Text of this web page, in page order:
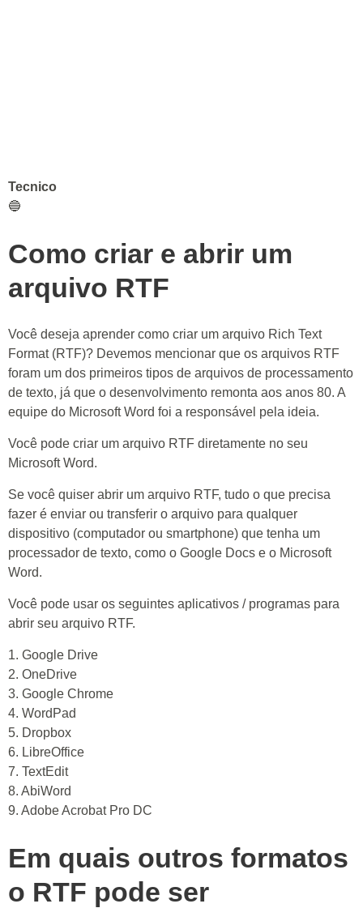
Tecnico
🔵
Como criar e abrir um
arquivo RTF
Você deseja aprender como criar um arquivo Rich Text
Format (RTF)? Devemos mencionar que os arquivos RTF
foram um dos primeiros tipos de arquivos de processamento
de texto, já que o desenvolvimento remonta aos anos 80. A
equipe do Microsoft Word foi a responsável pela ideia.
Você pode criar um arquivo RTF diretamente no seu
Microsoft Word.
Se você quiser abrir um arquivo RTF, tudo o que precisa
fazer é enviar ou transferir o arquivo para qualquer
dispositivo (computador ou smartphone) que tenha um
processador de texto, como o Google Docs e o Microsoft
Word.
Você pode usar os seguintes aplicativos / programas para
abrir seu arquivo RTF.
1. Google Drive
2. OneDrive
3. Google Chrome
4. WordPad
5. Dropbox
6. LibreOffice
7. TextEdit
8. AbiWord
9. Adobe Acrobat Pro DC
Em quais outros formatos
o RTF pode ser